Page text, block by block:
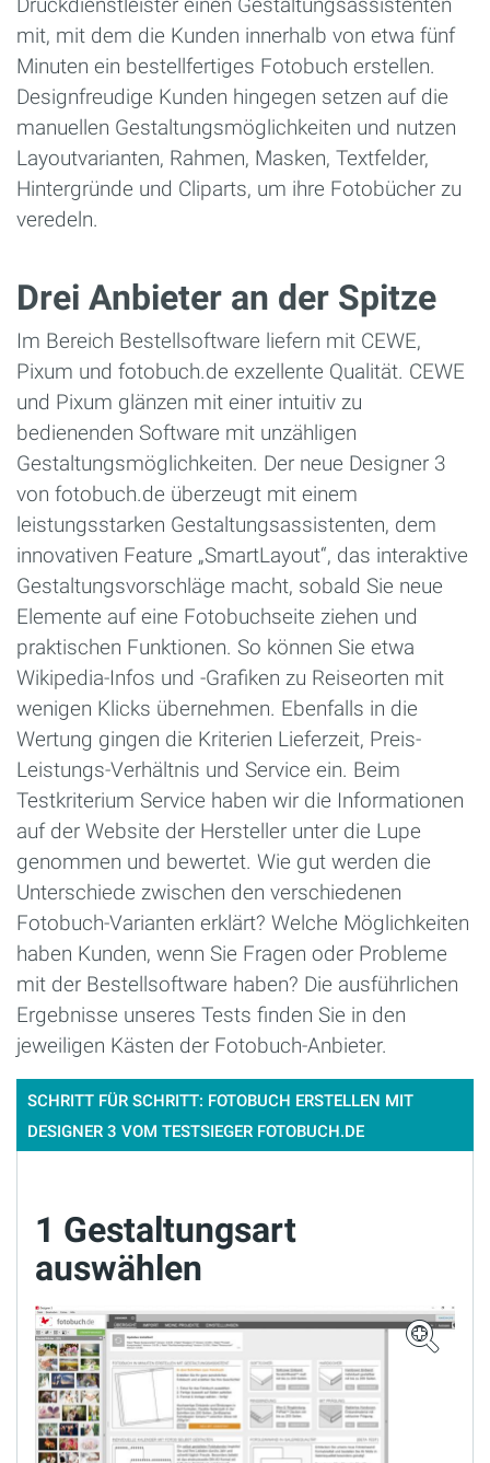
mit, mit dem die Kunden innerhalb von etwa fünf
Minuten ein bestellfertiges Fotobuch erstellen.
Designfreudige Kunden hingegen setzen auf die
manuellen Gestaltungsmöglichkeiten und nutzen
Layoutvarianten, Rahmen, Masken, Textfelder,
Hintergründe und Cliparts, um ihre Fotobücher zu
veredeln.
Drei Anbieter an der Spitze
Im Bereich Bestellsoftware liefern mit CEWE,
Pixum und fotobuch.de exzellente Qualität. CEWE
und Pixum glänzen mit einer intuitiv zu
bedienenden Software mit unzähligen
Gestaltungsmöglichkeiten. Der neue Designer 3
von fotobuch.de überzeugt mit einem
leistungsstarken Gestaltungsassistenten, dem
innovativen Feature „SmartLayout“, das interaktive
Gestaltungsvorschläge macht, sobald Sie neue
Elemente auf eine Fotobuchseite ziehen und
praktischen Funktionen. So können Sie etwa
Wikipedia-Infos und -Grafiken zu Reiseorten mit
wenigen Klicks übernehmen. Ebenfalls in die
Wertung gingen die Kriterien Lieferzeit, Preis-
Leistungs-Verhältnis und Service ein. Beim
Testkriterium Service haben wir die Informationen
auf der Website der Hersteller unter die Lupe
genommen und bewertet. Wie gut werden die
Unterschiede zwischen den verschiedenen
Fotobuch-Varianten erklärt? Welche Möglichkeiten
haben Kunden, wenn Sie Fragen oder Probleme
mit der Bestellsoftware haben? Die ausführlichen
Ergebnisse unseres Tests finden Sie in den
jeweiligen Kästen der Fotobuch-Anbieter.
SCHRITT FÜR SCHRITT: FOTOBUCH ERSTELLEN MIT
DESIGNER 3 VOM TESTSIEGER FOTOBUCH.DE
1 Gestaltungsart
auswählen